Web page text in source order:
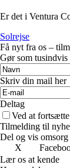
Er det i Ventura
Solrejse
Få nyt fra os –
Gør som tusindvis
Skriv din mail her
Deltag
Ved at
Tilmelding til
Del og vis omsorg
X
Lær os at kende